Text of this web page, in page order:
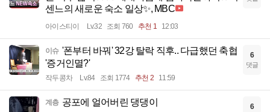
센느의 새로운 숙소 일상✨, MBC
아이스티이 Lv.32 조회 760 추천 1 12:03
이슈 '폰부터 바꿔' 32강 탈락 직후.. 다급했던 축협
'증거인멸?'
작두콩차 Lv.84 조회 1774 추천 2 11:59
6
댓글
계층 공포에 얼어버린 댕댕이 6